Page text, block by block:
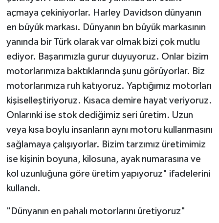
açmaya çekiniyorlar. Harley Davidson dünyanın
en büyük markası. Dünyanın bn büyük markasının
yanında bir Türk olarak var olmak bizi çok mutlu
ediyor. Başarımızla gurur duyuyoruz. Onlar bizim
motorlarımıza baktıklarında şunu görüyorlar. Biz
motorlarımıza ruh katıyoruz. Yaptığımız motorları
kişiselleştiriyoruz. Kısaca demire hayat veriyoruz.
Onlarınki ise stok dediğimiz seri üretim. Uzun
veya kısa boylu insanların aynı motoru kullanmasını
sağlamaya çalışıyorlar. Bizim tarzımız üretimimiz
ise kişinin boyuna, kilosuna, ayak numarasına ve
kol uzunluğuna göre üretim yapıyoruz" ifadelerini
kullandı.
"Dünyanın en pahalı motorlarını üretiyoruz"